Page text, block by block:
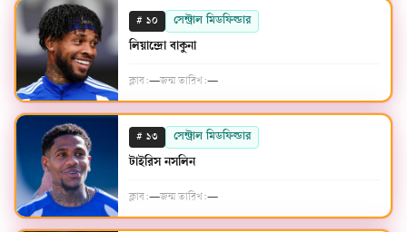
# ১০ সেন্ট্রাল মিডফিল্ডার
লিয়ান্দ্রো বাকুনা
ক্লাব:—জন্ম তারিখ:—
# ১৩ সেন্ট্রাল মিডফিল্ডার
টাইরিস নসলিন
ক্লাব:—জন্ম তারিখ:—